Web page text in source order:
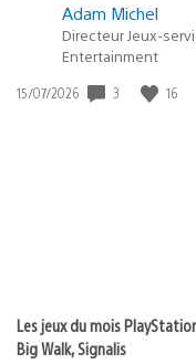
Adam Michel
Directeur Jeux-
Entertainment
Date
15/07/2026 3 16
Les jeux du mois
Big Walk, Signalis